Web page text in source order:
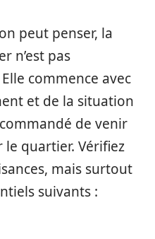
peut penser, la
n’est pas
commence avec
et de la situation
de venir
quartier. Vérifiez
mais surtout
suivants :